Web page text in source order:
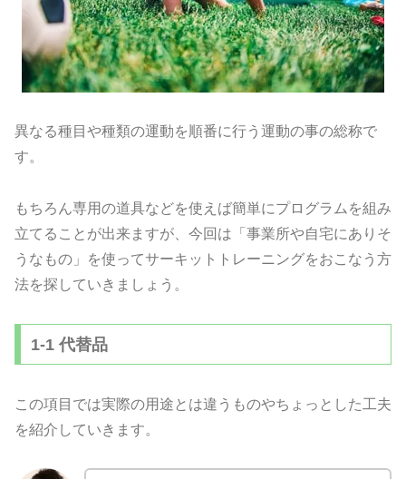
異なる種目や種類の運動を順番に行う運動の事の総称で
す。
もちろん専用の道具などを使えば簡単にプログラムを組み
立てることが出来ますが、今回は「事業所や自宅にありそ
うなもの」を使ってサーキットトレーニングをおこなう方
法を探していきましょう。
1-1 代替品
この項目では実際の用途とは違うものやちょっとした工夫
を紹介していきます。